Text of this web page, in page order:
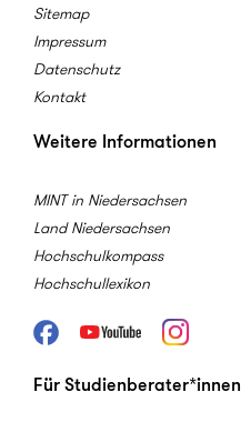
Sitemap
Impressum
Datenschutz
Kontakt
Weitere Informationen
MINT in Niedersachsen
Land Niedersachsen
Hochschulkompass
Hochschullexikon
FacebookYoutube Instagram
Für Studienberater*innen